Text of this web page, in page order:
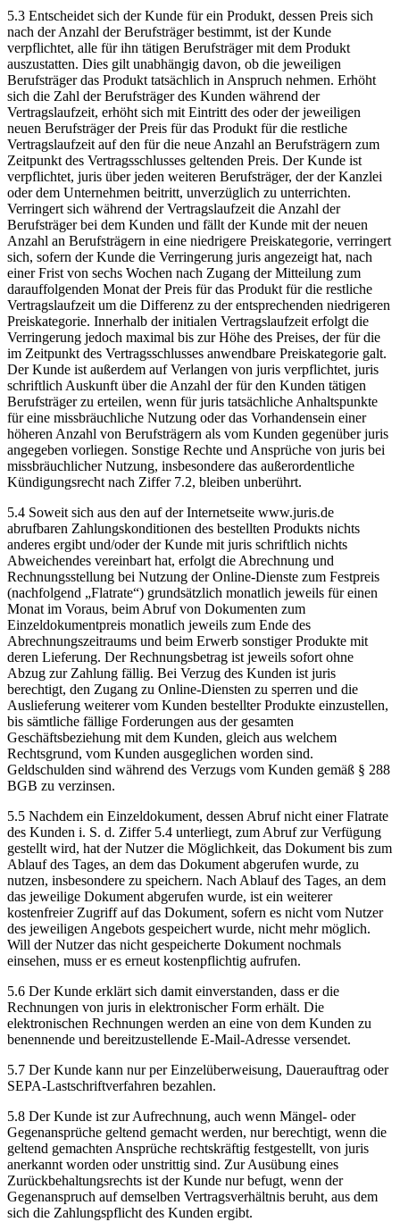
5.3 Entscheidet sich der Kunde für ein Produkt, dessen Preis sich
nach der Anzahl der Berufsträger bestimmt, ist der Kunde
verpflichtet, alle für ihn tätigen Berufsträger mit dem Produkt
auszustatten. Dies gilt unabhängig davon, ob die jeweiligen
Berufsträger das Produkt tatsächlich in Anspruch nehmen. Erhöht
sich die Zahl der Berufsträger des Kunden während der
Vertragslaufzeit, erhöht sich mit Eintritt des oder der jeweiligen
neuen Berufsträger der Preis für das Produkt für die restliche
Vertragslaufzeit auf den für die neue Anzahl an Berufsträgern zum
Zeitpunkt des Vertragsschlusses geltenden Preis. Der Kunde ist
verpflichtet, juris über jeden weiteren Berufsträger, der der Kanzlei
oder dem Unternehmen beitritt, unverzüglich zu unterrichten.
Verringert sich während der Vertragslaufzeit die Anzahl der
Berufsträger bei dem Kunden und fällt der Kunde mit der neuen
Anzahl an Berufsträgern in eine niedrigere Preiskategorie, verringert
sich, sofern der Kunde die Verringerung juris angezeigt hat, nach
einer Frist von sechs Wochen nach Zugang der Mitteilung zum
darauffolgenden Monat der Preis für das Produkt für die restliche
Vertragslaufzeit um die Differenz zu der entsprechenden niedrigeren
Preiskategorie. Innerhalb der initialen Vertragslaufzeit erfolgt die
Verringerung jedoch maximal bis zur Höhe des Preises, der für die
im Zeitpunkt des Vertragsschlusses anwendbare Preiskategorie galt.
Der Kunde ist außerdem auf Verlangen von juris verpflichtet, juris
schriftlich Auskunft über die Anzahl der für den Kunden tätigen
Berufsträger zu erteilen, wenn für juris tatsächliche Anhaltspunkte
für eine missbräuchliche Nutzung oder das Vorhandensein einer
höheren Anzahl von Berufsträgern als vom Kunden gegenüber juris
angegeben vorliegen. Sonstige Rechte und Ansprüche von juris bei
missbräuchlicher Nutzung, insbesondere das außerordentliche
Kündigungsrecht nach Ziffer 7.2, bleiben unberührt.
5.4 Soweit sich aus den auf der Internetseite www.juris.de
abrufbaren Zahlungskonditionen des bestellten Produkts nichts
anderes ergibt und/oder der Kunde mit juris schriftlich nichts
Abweichendes vereinbart hat, erfolgt die Abrechnung und
Rechnungsstellung bei Nutzung der Online-Dienste zum Festpreis
(nachfolgend „Flatrate“) grundsätzlich monatlich jeweils für einen
Monat im Voraus, beim Abruf von Dokumenten zum
Einzeldokumentpreis monatlich jeweils zum Ende des
Abrechnungszeitraums und beim Erwerb sonstiger Produkte mit
deren Lieferung. Der Rechnungsbetrag ist jeweils sofort ohne
Abzug zur Zahlung fällig. Bei Verzug des Kunden ist juris
berechtigt, den Zugang zu Online-Diensten zu sperren und die
Auslieferung weiterer vom Kunden bestellter Produkte einzustellen,
bis sämtliche fällige Forderungen aus der gesamten
Geschäftsbeziehung mit dem Kunden, gleich aus welchem
Rechtsgrund, vom Kunden ausgeglichen worden sind.
Geldschulden sind während des Verzugs vom Kunden gemäß § 288
BGB zu verzinsen.
5.5 Nachdem ein Einzeldokument, dessen Abruf nicht einer Flatrate
des Kunden i. S. d. Ziffer 5.4 unterliegt, zum Abruf zur Verfügung
gestellt wird, hat der Nutzer die Möglichkeit, das Dokument bis zum
Ablauf des Tages, an dem das Dokument abgerufen wurde, zu
nutzen, insbesondere zu speichern. Nach Ablauf des Tages, an dem
das jeweilige Dokument abgerufen wurde, ist ein weiterer
kostenfreier Zugriff auf das Dokument, sofern es nicht vom Nutzer
des jeweiligen Angebots gespeichert wurde, nicht mehr möglich.
Will der Nutzer das nicht gespeicherte Dokument nochmals
einsehen, muss er es erneut kostenpflichtig aufrufen.
5.6 Der Kunde erklärt sich damit einverstanden, dass er die
Rechnungen von juris in elektronischer Form erhält. Die
elektronischen Rechnungen werden an eine von dem Kunden zu
benennende und bereitzustellende E-Mail-Adresse versendet.
5.7 Der Kunde kann nur per Einzelüberweisung, Dauerauftrag oder
SEPA-Lastschriftverfahren bezahlen.
5.8 Der Kunde ist zur Aufrechnung, auch wenn Mängel- oder
Gegenansprüche geltend gemacht werden, nur berechtigt, wenn die
geltend gemachten Ansprüche rechtskräftig festgestellt, von juris
anerkannt worden oder unstrittig sind. Zur Ausübung eines
Zurückbehaltungsrechts ist der Kunde nur befugt, wenn der
Gegenanspruch auf demselben Vertragsverhältnis beruht, aus dem
sich die Zahlungspflicht des Kunden ergibt.